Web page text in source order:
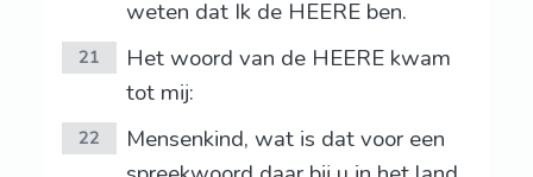
weten dat Ik de HEERE ben.
21
Het woord van de HEERE kwam
tot mij:
22
Mensenkind, wat is dat voor een